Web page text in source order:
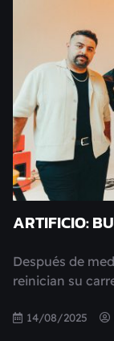
ARTIFICIO:
Después de
reinician su
14/08/2025